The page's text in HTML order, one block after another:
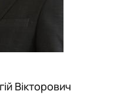
Вікторович